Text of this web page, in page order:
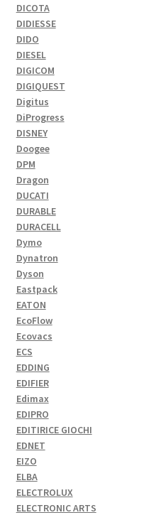
DICOTA
DIDIESSE
DIDO
DIESEL
DIGICOM
DIGIQUEST
Digitus
DiProgress
DISNEY
Doogee
DPM
Dragon
DUCATI
DURABLE
DURACELL
Dymo
Dynatron
Dyson
Eastpack
EATON
EcoFlow
Ecovacs
ECS
EDDING
EDIFIER
Edimax
EDIPRO
EDITIRICE GIOCHI
EDNET
EIZO
ELBA
ELECTROLUX
ELECTRONIC ARTS